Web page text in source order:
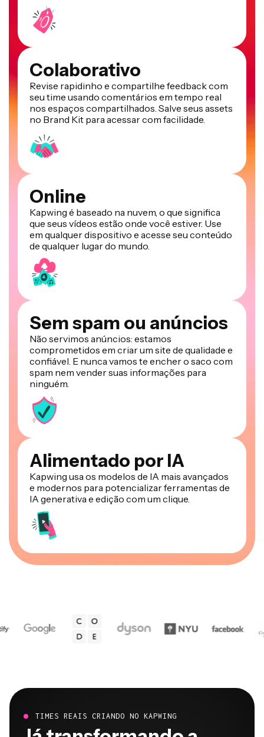
Colaborativo
Revise rapidinho e compartilhe feedback com
seu time usando comentários em tempo real
nos espaços compartilhados. Salve seus assets
no Brand Kit para acessar com facilidade.
Online
Kapwing é baseado na nuvem, o que significa
que seus vídeos estão onde você estiver. Use
em qualquer dispositivo e acesse seu conteúdo
de qualquer lugar do mundo.
Sem spam ou anúncios
Não servimos anúncios: estamos
comprometidos em criar um site de qualidade e
confiável. E nunca vamos te encher o saco com
spam nem vender suas informações para
ninguém.
Alimentado por IA
Kapwing usa os modelos de IA mais avançados
e modernos para potencializar ferramentas de
IA generativa e edição com um clique.
TIMES REAIS CRIANDO NO KAPWING